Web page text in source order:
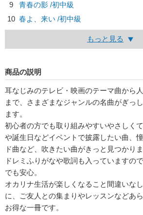
9
青春の影 /初中級
10 春よ、来い /初中級
もっと見る
商品の説明
耳なじみのテレビ・映画のテーマ曲から
まで、さまざまなジャンルの名曲がぎっ
ます。
初心者の方でも取り組みやすいやさしく
や誕生日などイベントで披露したい曲、
ド曲など、吹きたい曲がきっと見つかりま
ドレミふりがなや歌詞も入っていますの
でも安心。
オカリナ生活が楽しくなること間違いな
に、ご友人との集まりやレッスンなどあ
お得な一冊です。